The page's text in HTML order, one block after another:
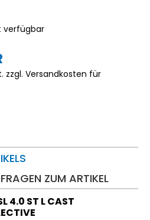
verfügbar
zzgl. Versandkosten für
FRAGEN ZUM ARTIKEL
4.0 ST L CAST